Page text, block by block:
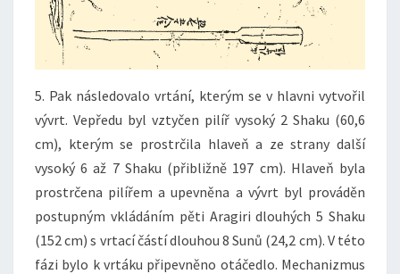
5. Pak následovalo vrtání, kterým se v hlavni vytvořil
vývrt. Vepředu byl vztyčen pilíř vysoký 2 Shaku (60,6
cm), kterým se prostrčila hlaveň a ze strany další
vysoký 6 až 7 Shaku (přibližně 197 cm). Hlaveň byla
prostrčena pilířem a upevněna a vývrt byl prováděn
postupným vkládáním pěti Aragiri dlouhých 5 Shaku
(152 cm) s vrtací částí dlouhou 8 Sunů (24,2 cm). V této
fázi bylo k vrtáku připevněno otáčedlo. Mechanizmus